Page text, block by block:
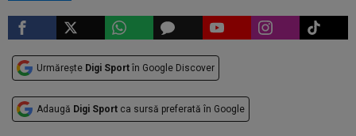
Urmărește Digi Sport în Google Discover
Adaugă Digi Sport ca sursă preferată în Google